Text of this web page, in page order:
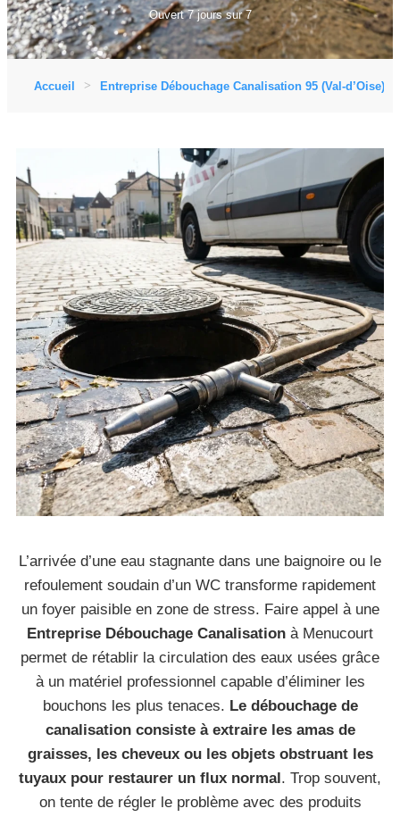
Ouvert 7 jours sur 7
Accueil Entreprise Débouchage Canalisation 95 (Val-d’Oise)
L’arrivée d’une eau stagnante dans une baignoire ou le
refoulement soudain d’un WC transforme rapidement
un foyer paisible en zone de stress. Faire appel à une
Entreprise Débouchage Canalisation à Menucourt
permet de rétablir la circulation des eaux usées grâce
à un matériel professionnel capable d’éliminer les
bouchons les plus tenaces. Le débouchage de
canalisation consiste à extraire les amas de
graisses, les cheveux ou les objets obstruant les
tuyaux pour restaurer un flux normal. Trop souvent,
on tente de régler le problème avec des produits